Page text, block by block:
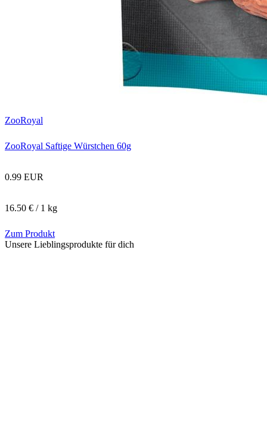
ZooRoyal
ZooRoyal Saftige Würstchen 60g
0.99 EUR
16.50 € / 1 kg
Zum Produkt
Unsere Lieblingsprodukte für dich